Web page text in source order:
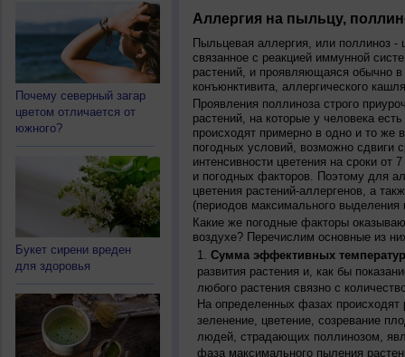
Почему северный загар
цветом отличается от
южного?
Букет сирени вреден
для здоровья
Аллергия на пыльцу,
Пыльцевая аллергия, или поллиноз -
связанное с реакцией иммунной
растений, и проявляющаяся обычно
конъюнктивита, аллергического
Проявления поллиноза строго
растений, на которые у человека
происходят примерно в одно и то же
погодных условий, возможно сдвиги
интенсивности цветения на сроки от
и погодных факторов. Поэтому для
цветения растений-аллергенов, а
(периодов максимального
Какие же погодные факторы
воздухе? Перечислим основные из
Сумма эффективных
развития растения и, как бы
любого растения связно с
На определенных фазах происходят
зеленение, цветение, созревание
людей, страдающих поллинозом,
фаза максимального пыления